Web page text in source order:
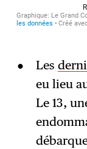
Les
eu lieu
Le 13,